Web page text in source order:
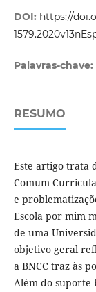
DOI: https://
Palavras-chave:
RESUMO
Este artigo trata
Comum
e
Escola por mim
de uma
objetivo geral
a BNCC traz às
Além do suporte